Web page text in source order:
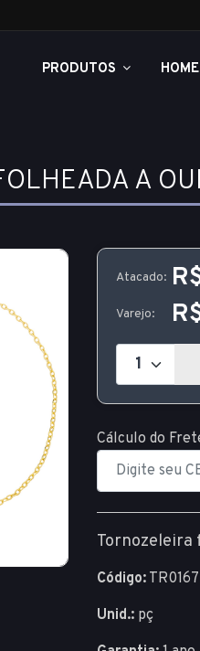
PRODUTOS HOME
A
Atacado:
Varejo:
Cálculo do
Tornozeleira
Código: TR0167
Unid.: pç